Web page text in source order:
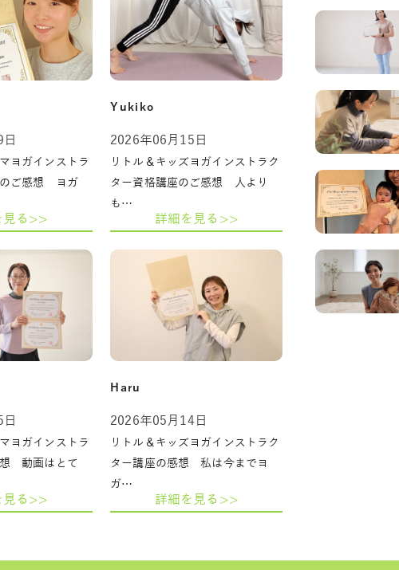
ヨガインストラ
のご感想 ヨガ
見る>>
Yukiko
2026年06月15日
リトル＆キッズヨガインストラク
ター資格講座のご感想 人より
も…
詳細を見る>>
ヨガインストラ
動画はとて
見る>>
Haru
2026年05月14日
リトル＆キッズヨガインストラク
ター講座の感想 私は今までヨ
ガ…
詳細を見る>>